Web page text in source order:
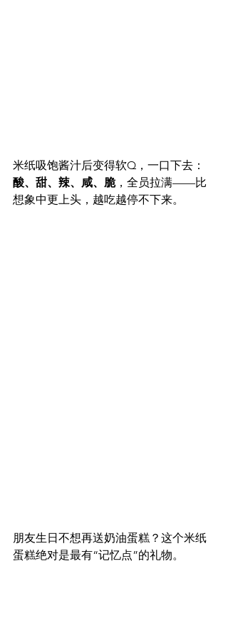
米纸吸饱酱汁后变得软Q，一口下去：
酸、甜、辣、咸、脆，全员拉满——比
想象中更上头，越吃越停不下来。
朋友生日不想再送奶油蛋糕？这个米纸
蛋糕绝对是最有“记忆点”的礼物。